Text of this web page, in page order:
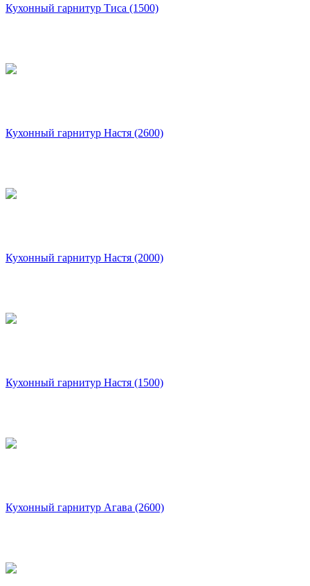
Кухонный гарнитур Тиса (1500)
Кухонный гарнитур Настя (2600)
Кухонный гарнитур Настя (2000)
Кухонный гарнитур Настя (1500)
Кухонный гарнитур Агава (2600)